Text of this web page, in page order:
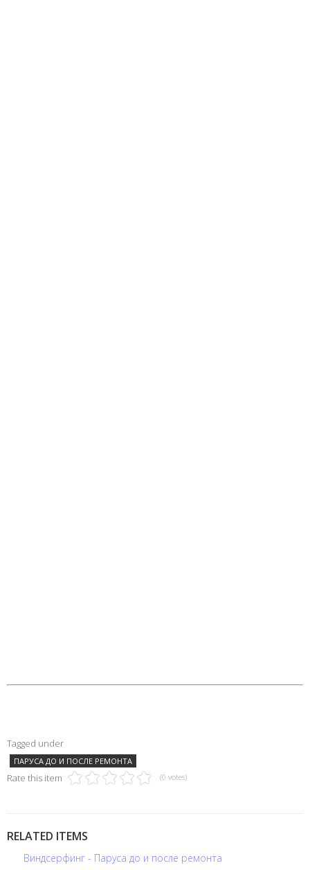
Tagged under
ПАРУСА ДО И ПОСЛЕ РЕМОНТА
Rate this item (0 votes)
RELATED ITEMS
Виндсерфинг - Паруса до и после ремонта